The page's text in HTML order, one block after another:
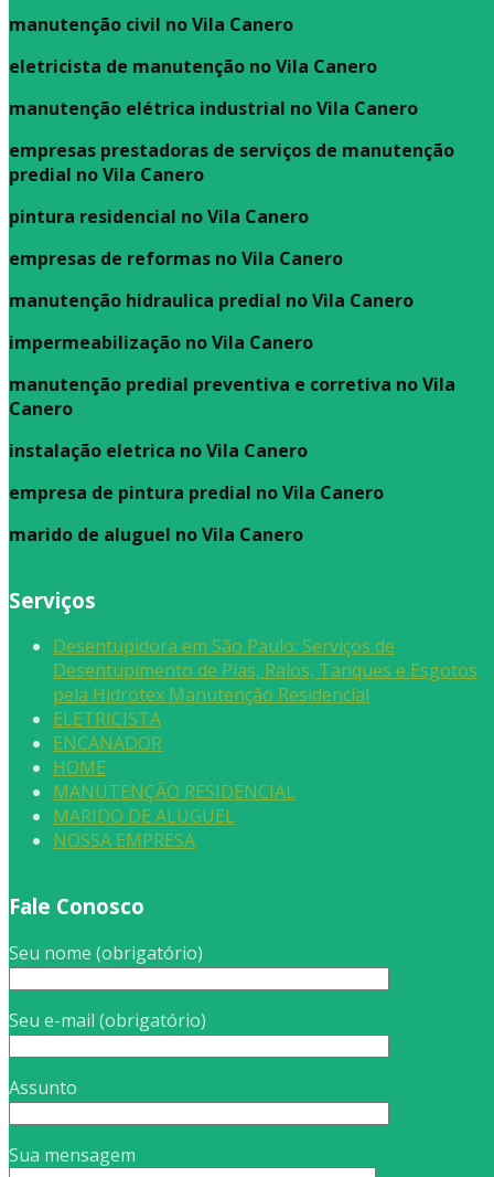
manutenção civil no Vila Canero
eletricista de manutenção no Vila Canero
manutenção elétrica industrial no Vila Canero
empresas prestadoras de serviços de manutenção
predial no Vila Canero
pintura residencial no Vila Canero
empresas de reformas no Vila Canero
manutenção hidraulica predial no Vila Canero
impermeabilização no Vila Canero
manutenção predial preventiva e corretiva no Vila
Canero
instalação eletrica no Vila Canero
empresa de pintura predial no Vila Canero
marido de aluguel no Vila Canero
Serviços
Desentupidora em São Paulo: Serviços de
Desentupimento de Pias, Ralos, Tanques e Esgotos
pela Hidrotex Manutenção Residencial
ELETRICISTA
ENCANADOR
HOME
MANUTENÇÃO RESIDENCIAL
MARIDO DE ALUGUEL
NOSSA EMPRESA
Fale Conosco
Seu nome (obrigatório)
Seu e-mail (obrigatório)
Assunto
Sua mensagem